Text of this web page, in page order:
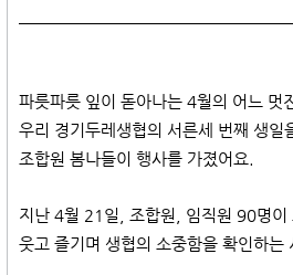
파릇파릇 잎이 돋아나는 4월의 어느 멋
우리 경기두레생협의 서른세 번째 생일
조합원 봄나들이 행사를 가졌어요.
지난 4월 21일, 조합원, 임직원 90명이
웃고 즐기며 생협의 소중함을 확인하는